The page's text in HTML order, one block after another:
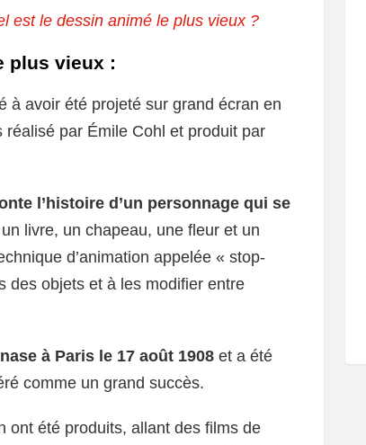
est le dessin animé le plus vieux ?
plus vieux :
à avoir été projeté sur grand écran en
réalisé par Émile Cohl et produit par
l’histoire d’un personnage qui se
livre, un chapeau, une fleur et un
d’animation appelée « stop-
des objets et à les modifier entre
à Paris le 17 août 1908 et a été
comme un grand succès.
ont été produits, allant des films de